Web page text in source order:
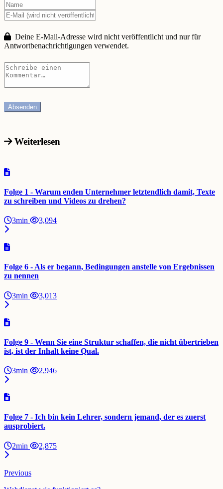
Deine E-Mail-Adresse wird nicht veröffentlicht und nur für
Antwortbenachrichtigungen verwendet.
Weiterlesen
Folge 1 - Warum enden Unternehmer letztendlich damit, Texte
zu schreiben und Videos zu drehen?
3min 3,094
Folge 6 - Als er begann, Bedingungen anstelle von Ergebnissen
zu nennen
3min 3,013
Folge 9 - Wenn Sie eine Struktur schaffen, die nicht übertrieben
ist, ist der Inhalt keine Qual.
3min 2,946
Folge 7 - Ich bin kein Lehrer, sondern jemand, der es zuerst
ausprobiert.
2min 2,875
Previous